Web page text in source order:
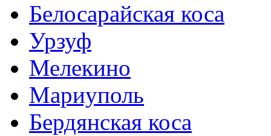
Белосарайская коса
Урзуф
Мелекино
Мариуполь
Бердянская коса